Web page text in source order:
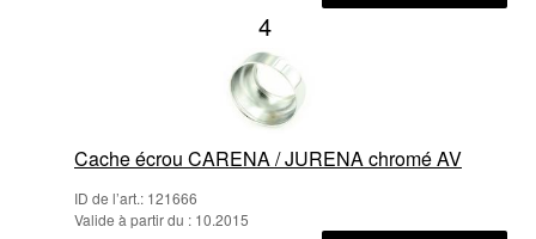
4
Cache écrou CARENA / JURENA chromé AV
ID de l’art.: 121666
Valide à partir du : 10.2015